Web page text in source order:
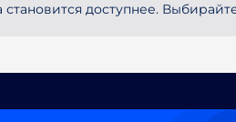
доступнее.